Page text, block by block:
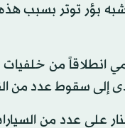
بؤر توتر بسبب
انطلاقاً من
إلى سقوط عدد من
على عدد من